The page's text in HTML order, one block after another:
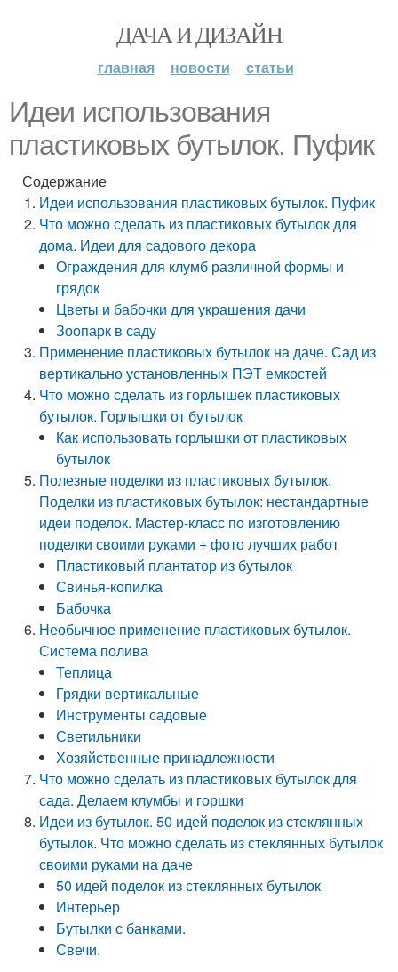
ДАЧА И ДИЗАЙН
главная новости статьи
Идеи использования
пластиковых бутылок. Пуфик
Содержание
Идеи использования пластиковых бутылок. Пуфик
Что можно сделать из пластиковых бутылок для
дома. Идеи для садового декора
Ограждения для клумб различной формы и
грядок
Цветы и бабочки для украшения дачи
Зоопарк в саду
Применение пластиковых бутылок на даче. Сад из
вертикально установленных ПЭТ емкостей
Что можно сделать из горлышек пластиковых
бутылок. Горлышки от бутылок
Как использовать горлышки от пластиковых
бутылок
Полезные поделки из пластиковых бутылок.
Поделки из пластиковых бутылок: нестандартные
идеи поделок. Мастер-класс по изготовлению
поделки своими руками + фото лучших работ
Пластиковый плантатор из бутылок
Свинья-копилка
Бабочка
Необычное применение пластиковых бутылок.
Система полива
Теплица
Грядки вертикальные
Инструменты садовые
Светильники
Хозяйственные принадлежности
Что можно сделать из пластиковых бутылок для
сада. Делаем клумбы и горшки
Идеи из бутылок. 50 идей поделок из стеклянных
бутылок. Что можно сделать из стеклянных бутылок
своими руками на даче
50 идей поделок из стеклянных бутылок
Интерьер
Бутылки с банками.
Свечи.